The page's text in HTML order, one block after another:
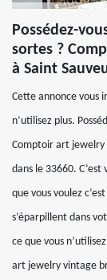
Possédez-
sortes ?
à Saint
Cette annonce vous
n’utilisez plus.
Comptoir art jewelry
dans le 33660.
que vous voulez
s’éparpillent dans
ce que vous
art jewelry vintage